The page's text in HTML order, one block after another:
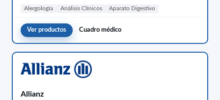
Alergología Análisis Clínicos Aparato Digestivo
Ver productos Cuadro médico
Allianz